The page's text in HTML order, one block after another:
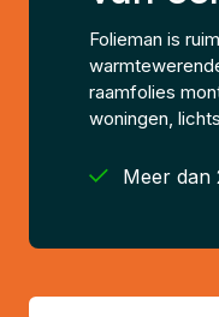
Folieman is
raamfolies
woningen,
 Meer dan